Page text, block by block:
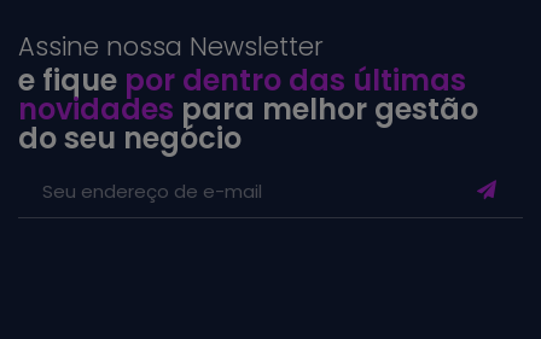
Assine nossa Newsletter
e fique por dentro das últimas
novidades para melhor gestão
do seu negócio